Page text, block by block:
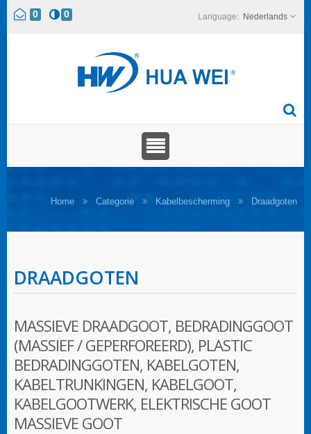
0 0 Nederlands
Home Categorie Kabelbescherming Draadgoten
DRAADGOTEN
MASSIEVE DRAADGOOT, BEDRADINGGOOT
(MASSIEF / GEPERFOREERD), PLASTIC
BEDRADINGGOTEN, KABELGOTEN,
KABELTRUNKINGEN, KABELGOOT,
KABELGOOTWERK, ELEKTRISCHE GOOT
MASSIEVE GOOT